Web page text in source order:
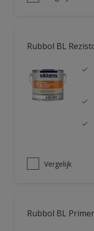
Rubbol BL
Vergelijk
Rubbol BL Primer